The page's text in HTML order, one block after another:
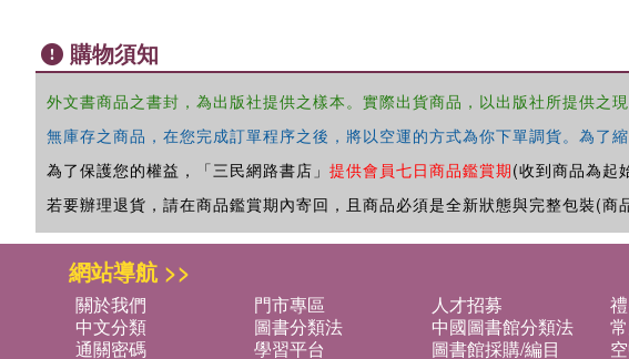
購物須知
外文書商品之書封，為出版社提供之樣本。實際出貨商品，以出版社所提供之
無庫存之商品，在您完成訂單程序之後，將以空運的方式為你下單調貨。為了
為了保護您的權益，「三民網路書店」 提供會員七日商品鑑賞期(收到商品為起
若要辦理退貨，請在商品鑑賞期內寄回，且商品必須是全新狀態與完整包裝(商
網站導航 >>
關於我們 門市專區 人才招募
中文分類
圖書分類法 中國圖書館分類法
通關密碼
學習平台 圖書館採購/編目